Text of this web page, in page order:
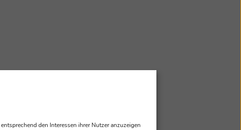
den Interessen ihrer Nutzer anzuzeigen